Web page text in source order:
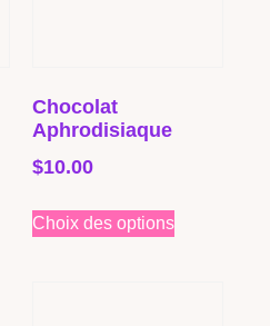
Chocolat
Aphrodisiaque
$10.00
Choix des options